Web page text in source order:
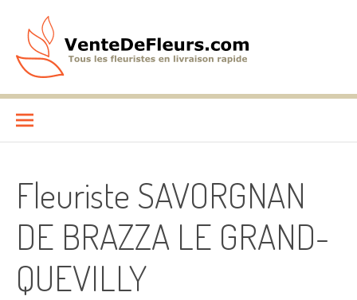
contenu
VenteDeFleurs.com
Fleuriste SAVORGNAN
DE BRAZZA LE GRAND-
QUEVILLY